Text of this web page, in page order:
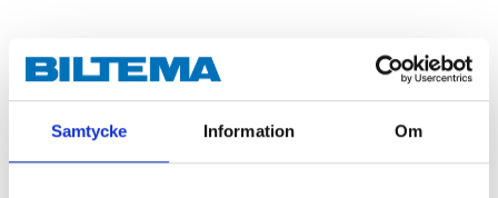
Samtycke Information Om
Technical specifications
Cable area